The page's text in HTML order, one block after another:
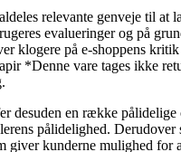
relevante genveje til at
evalueringer og på
klogere på e-shoppens
*Denne vare tages ikke
desuden en række pålidelige
pålidelighed. Derudover
giver kunderne mulighed for